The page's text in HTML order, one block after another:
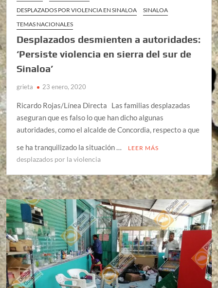
DESPLAZADOS POR VIOLENCIA EN SINALOA
SINALOA
TEMAS NACIONALES
Desplazados desmienten a autoridades:
‘Persiste violencia en sierra del sur de
Sinaloa’
grieta 23 enero, 2020
Ricardo Rojas/Línea Directa Las familias desplazadas
aseguran que es falso lo que han dicho algunas
autoridades, como el alcalde de Concordia, respecto a que
se ha tranquilizado la situación …
LEER MÁS
desplazados por la violencia